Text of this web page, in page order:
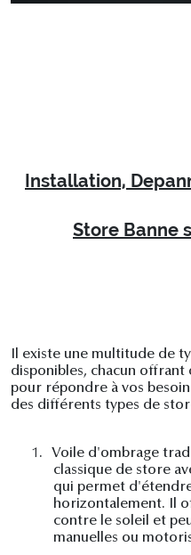
Installation,
Store Banne
Il existe une multitude de
disponibles, chacun offrant
pour répondre à vos
des différents types de
1.
Voile d'ombrage
classique de store
qui permet
horizontalement. Il
contre le soleil et
manuelles ou